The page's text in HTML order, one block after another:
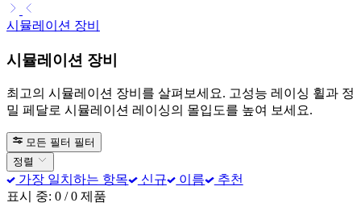
시뮬레이션 장비
시뮬레이션 장비
최고의 시뮬레이션 장비를 살펴보세요. 고성능 레이싱 휠과 정
밀 페달로 시뮬레이션 레이싱의 몰입도를 높여 보세요.
모든 필터 필터
정렬
가장 일치하는 항목 신규 이름
추천
표시 중: 0 / 0 제품